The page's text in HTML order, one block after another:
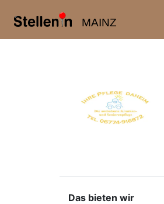
MAINZ
Das bieten wir